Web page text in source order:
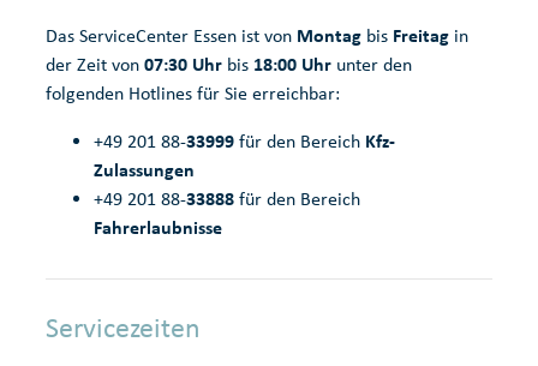
Das ServiceCenter Essen ist von Montag bis Freitag in
der Zeit von 07:30 Uhr bis 18:00 Uhr unter den
folgenden Hotlines für Sie erreichbar:
+49 201 88-33999 für den Bereich Kfz-
Zulassungen
+49 201 88-33888 für den Bereich
Fahrerlaubnisse
Servicezeiten